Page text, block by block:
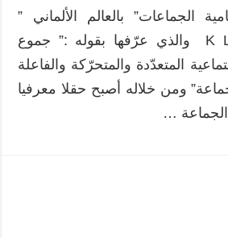
الجماعات” بالعالم الألماني ”
كورت لفين” K Lewin والذي عرّفها بقوله :” جموع
المتعدّدة والمتحرّكة والفاعلة
ومن خلاله أصبح حقلا معرفيا
…